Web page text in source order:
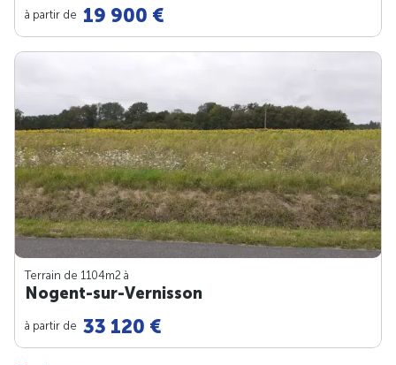
à partir de 19 900 €
Terrain de 1104m2 à
Nogent-sur-Vernisson
à partir de 33 120 €